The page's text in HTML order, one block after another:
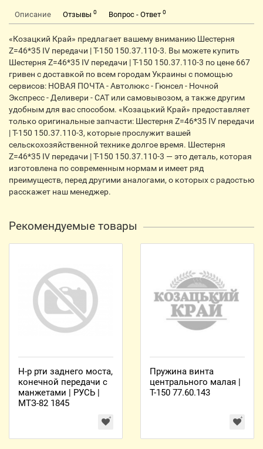
Описание Отзывы 0 Вопрос - Ответ 0
«Козацкий Край» предлагает вашему вниманию Шестерня
Z=46*35 IV передачи | Т-150 150.37.110-3. Вы можете купить
Шестерня Z=46*35 IV передачи | Т-150 150.37.110-3 по цене 667
гривен с доставкой по всем городам Украины с помощью
сервисов: НОВАЯ ПОЧТА - Автолюкс - Гюнсел - Ночной
Экспресс - Деливери - CАТ или самовывозом, а также другим
удобным для вас способом. «Козацький Край» предоставляет
только оригинальные запчасти: Шестерня Z=46*35 IV передачи
| Т-150 150.37.110-3, которые прослужит вашей
сельскохозяйственной технике долгое время. Шестерня
Z=46*35 IV передачи | Т-150 150.37.110-3 — это деталь, которая
изготовлена по современным нормам и имеет ряд
преимуществ, перед другими аналогами, о которых с радостью
расскажет наш менеджер.
Рекомендуемые товары
Н-р рти заднего моста,
конечной передачи с
манжетами | РУСЬ |
МТЗ-82 1845
Пружина винта
центрального малая |
Т-150 77.60.143